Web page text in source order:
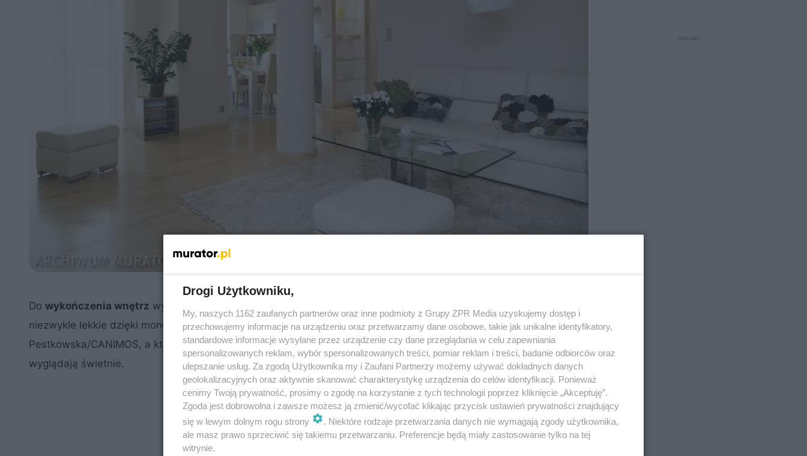
Do wykończenia wnętrz wykorzystano naturalne materiały – drewno, kamień, skórę. Ich połączenie staje się
niezwykle lekkie dzięki monochromatycznej kolorystyce. Zobacz dom, który zaprojektowała Małgorzata
Pestkowska/CANIMOS, a który udowadnia, żekolory wnętrznie muszą być zróżnicowane, a jednocześnie
wyglądają świetnie.
Drogi Użytkowniku,
My, naszych 1162 zaufanych partnerów oraz inne podmioty z Grupy ZPR Media uzyskujemy dostęp i
przechowujemy informacje na urządzeniu oraz przetwarzamy dane osobowe, takie jak unikalne identyfikatory,
standardowe informacje wysyłane przez urządzenie czy dane przeglądania w celu zapewniania
spersonalizowanych reklam, wybór spersonalizowanych treści, pomiar reklam i treści, badanie odbiorców oraz
ulepszanie usług. Za zgodą Użytkownika my i Zaufani Partnerzy możemy używać dokładnych danych
geolokalizacyjnych oraz aktywnie skanować charakterystykę urządzenia do celów identyfikacji. Ponieważ
cenimy Twoją prywatność, prosimy o zgodę na korzystanie z tych technologii poprzez kliknięcie „Akceptuję”.
Zgoda jest dobrowolna i zawsze możesz ją zmienić/wycofać klikając przycisk ustawień prywatności znajdujący
się w lewym dolnym rogu strony
. Niektóre rodzaje przetwarzania danych nie wymagają zgody użytkownika,
ale masz prawo sprzeciwić się takiemu przetwarzaniu. Preferencje będą miały zastosowanie tylko na tej
witrynie.